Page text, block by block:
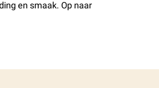
en smaak. Op naar